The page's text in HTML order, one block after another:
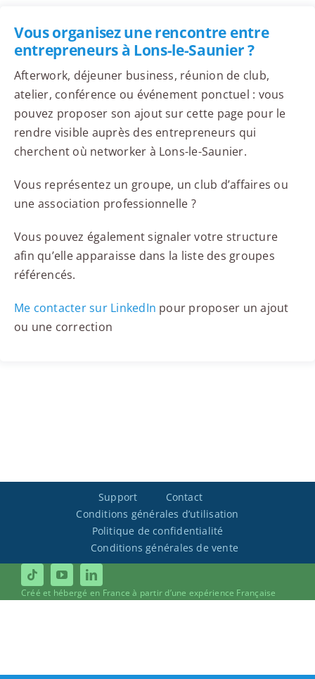
Vous organisez une rencontre entre
entrepreneurs à Lons-le-Saunier ?
Afterwork, déjeuner business, réunion de club,
atelier, conférence ou événement ponctuel : vous
pouvez proposer son ajout sur cette page pour le
rendre visible auprès des entrepreneurs qui
cherchent où networker à Lons-le-Saunier.
Vous représentez un groupe, un club d’affaires ou
une association professionnelle ?
Vous pouvez également signaler votre structure
afin qu’elle apparaisse dans la liste des groupes
référencés.
Me contacter sur LinkedIn pour proposer un ajout
ou une correction
Support
Contact
Conditions générales d’utilisation
Politique de confidentialité
Conditions générales de vente
Créé et hébergé en France à partir d’une expérience Française